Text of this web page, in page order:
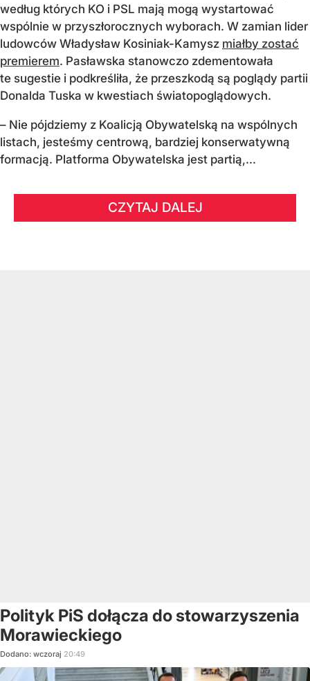
według których KO i PSL mają mogą wystartować
wspólnie w przyszłorocznych wyborach. W zamian lider
ludowców Władysław Kosiniak-Kamysz miałby zostać
premierem. Pasławska stanowczo zdementowała
te sugestie i podkreśliła, że przeszkodą są poglądy partii
Donalda Tuska w kwestiach światopoglądowych.
– Nie pójdziemy z Koalicją Obywatelską na wspólnych
listach, jesteśmy centrową, bardziej konserwatywną
formacją. Platforma Obywatelska jest partią,...
CZYTAJ DALEJ
Polityk PiS dołącza do stowarzyszenia
Morawieckiego
Dodano: wczoraj 20:49